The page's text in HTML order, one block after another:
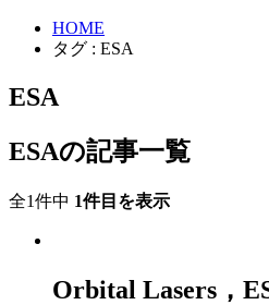
HOME
タグ : ESA
ESA
ESAの記事一覧
全1件中 1件目を表示
Orbital Lasers，